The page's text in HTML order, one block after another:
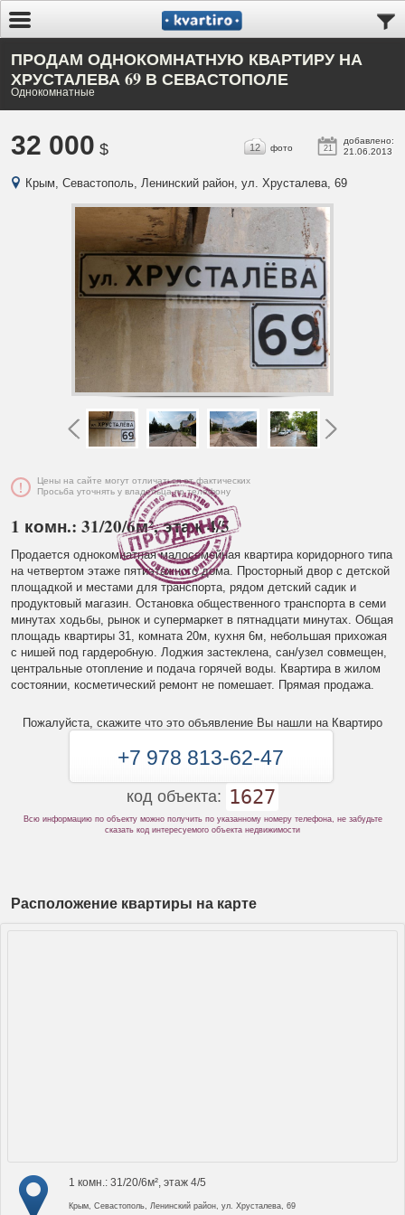
ПРОДАМ ОДНОКОМНАТНУЮ КВАРТИРУ НА
ХРУСТАЛЕВА 69 В СЕВАСТОПОЛЕ
Однокомнатные
32 000 $ 21
добавлено:
21.06.2013
12 фото
Крым, Севастополь, Ленинский район, ул. Хрусталева, 69
Цены на сайте могут отличаться от фактических
Просьба уточнять у владельца по телефону
1 комн.: 31/20/6м², этаж 4/5
Продается однокомнатная малосемейная квартира коридорного типа
на четвертом этаже пятиэтажного дома. Просторный двор с детской
площадкой и местами для транспорта, рядом детский садик и
продуктовый магазин. Остановка общественного транспорта в семи
минутах ходьбы, рынок и супермаркет в пятнадцати минутах. Общая
площадь квартиры 31, комната 20м, кухня 6м, небольшая прихожая
с нишей под гардеробную. Лоджия застеклена, сан/узел совмещен,
центральные отопление и подача горячей воды. Квартира в жилом
состоянии, косметический ремонт не помешает. Прямая продажа.
Пожалуйста, скажите что это объявление Вы нашли на Квартиро
+7 978 813-62-47
код объекта: 1627
Всю информацию по объекту можно получить по указанному номеру телефона, не забудьте
сказать код интересуемого объекта недвижимости
Расположение квартиры на карте
1 комн.: 31/20/6м², этаж 4/5
Крым, Севастополь, Ленинский район, ул. Хрусталева, 69